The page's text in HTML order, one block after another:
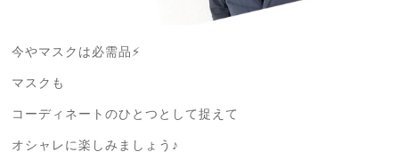
今やマスクは必需品⚡
マスクも
コーディネートのひとつとして捉えて
オシャレに楽しみましょう♪